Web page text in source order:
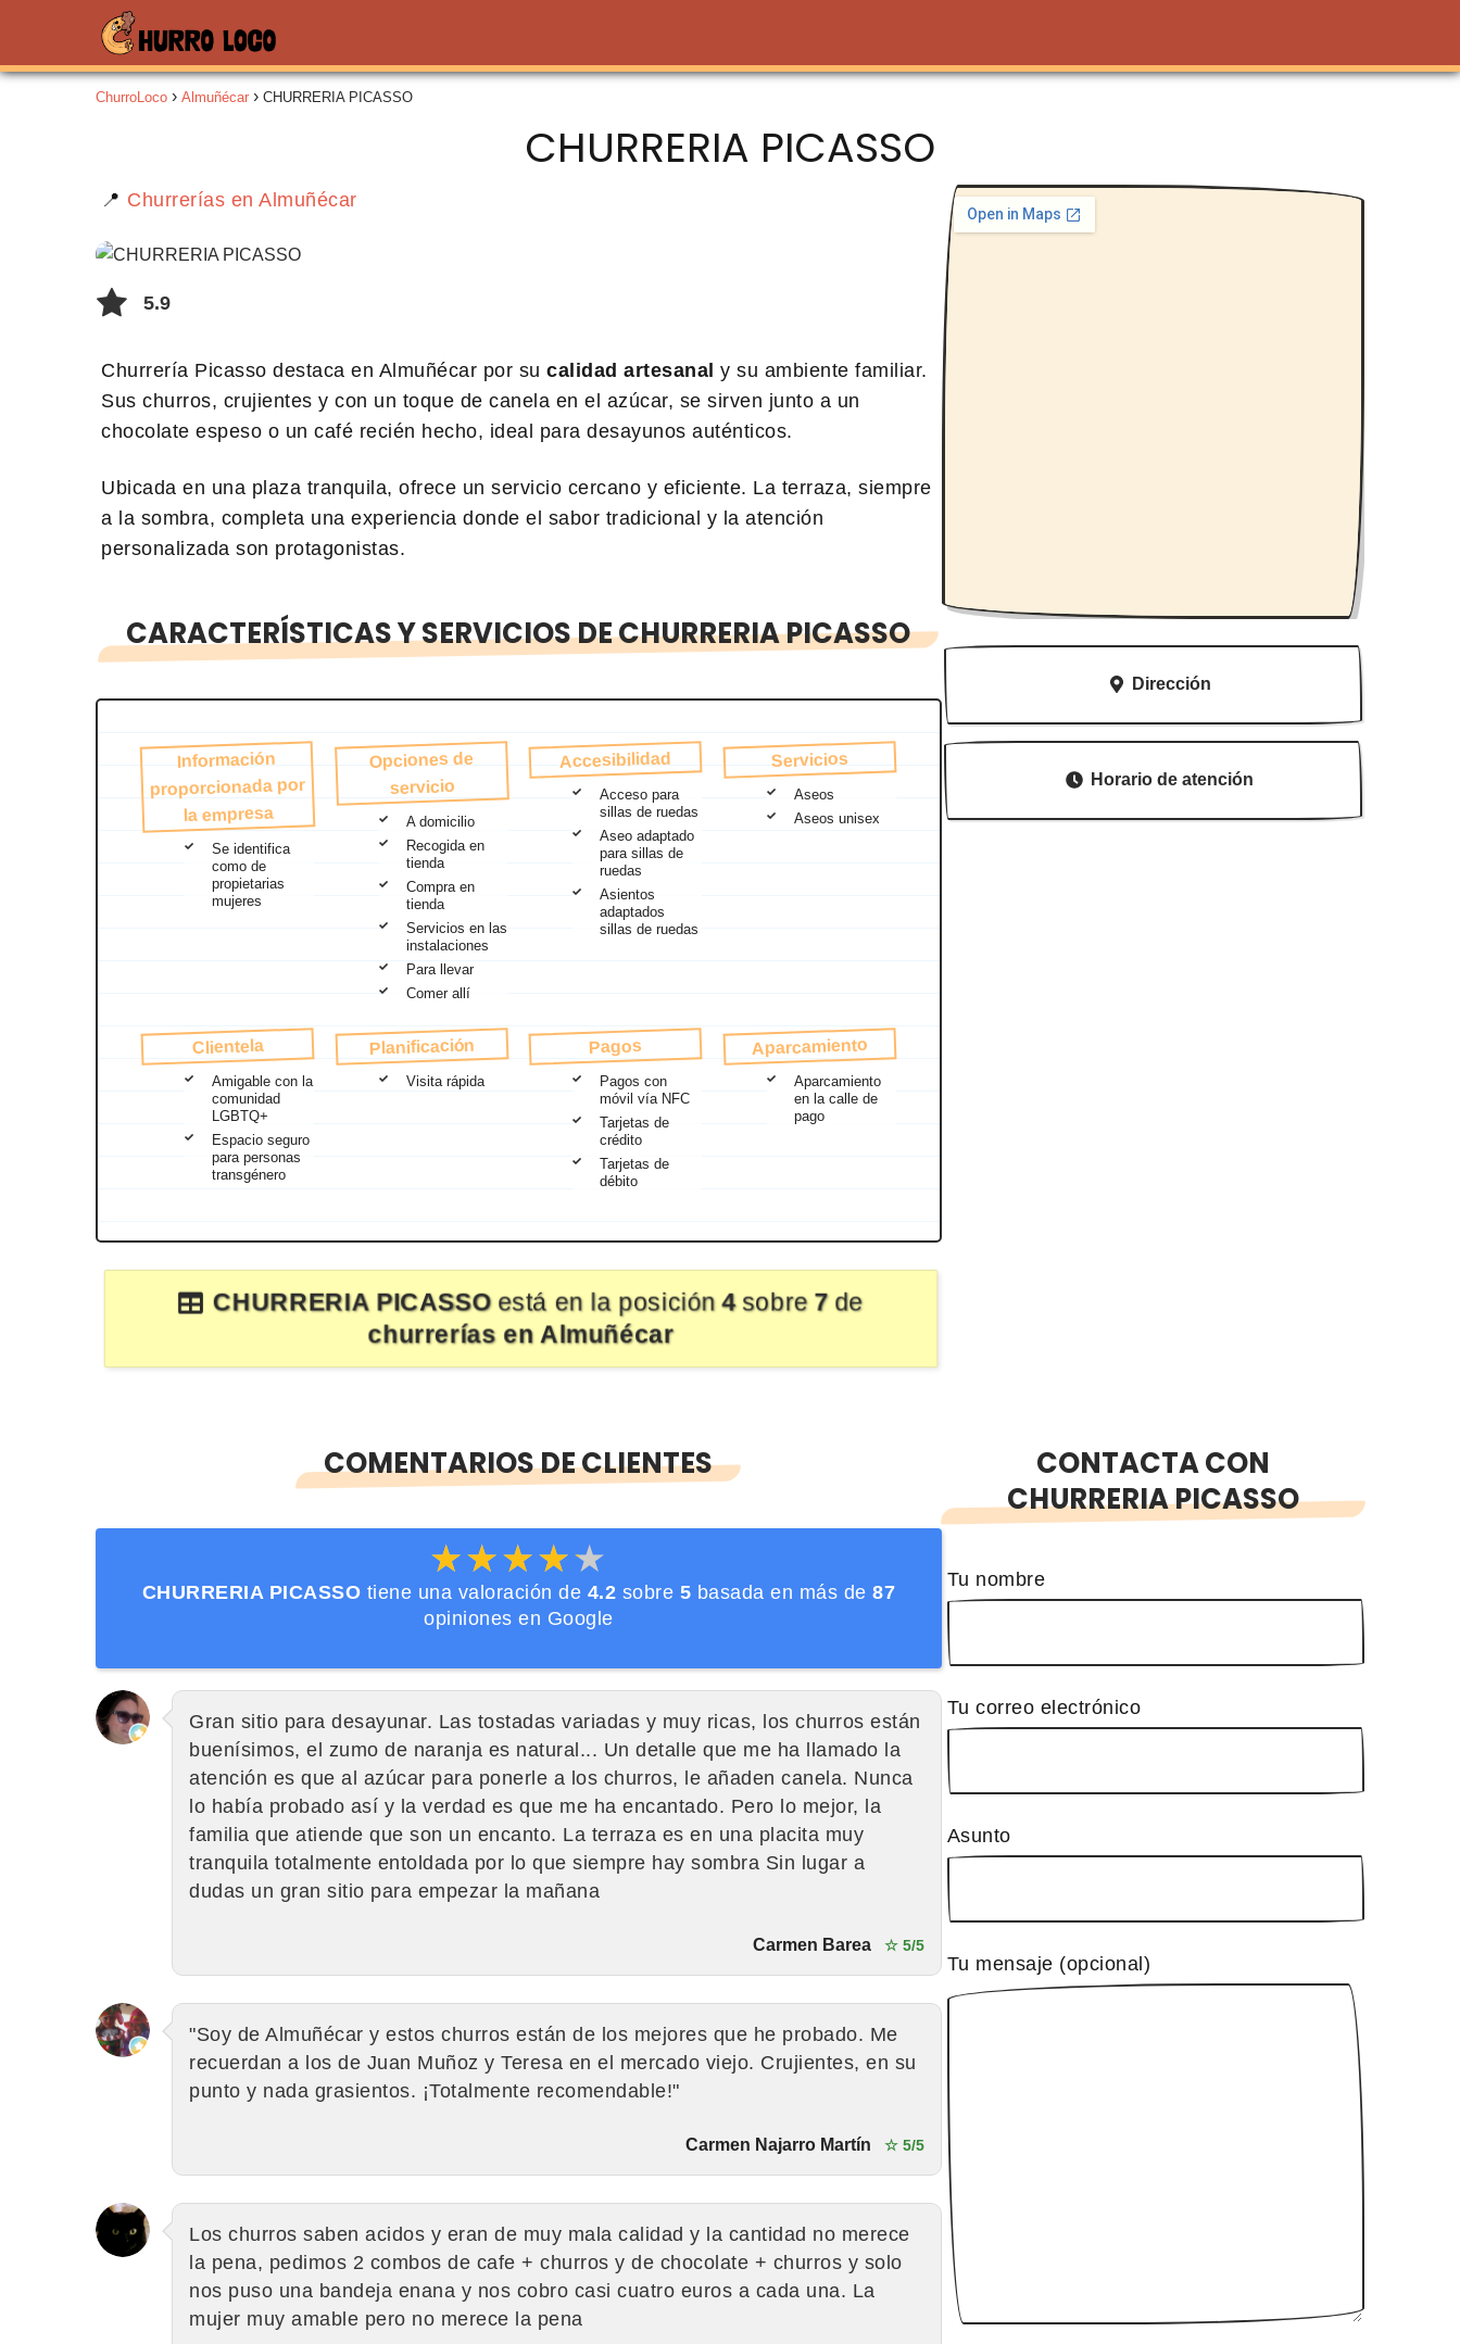
ChurroLoco Almuñécar CHURRERIA PICASSO
CHURRERIA PICASSO
📍 Churrerías en Almuñécar
5.9
Churrería Picasso destaca en Almuñécar por su calidad artesanal y su ambiente familiar.
Sus churros, crujientes y con un toque de canela en el azúcar, se sirven junto a un
chocolate espeso o un café recién hecho, ideal para desayunos auténticos.
Ubicada en una plaza tranquila, ofrece un servicio cercano y eficiente. La terraza, siempre
a la sombra, completa una experiencia donde el sabor tradicional y la atención
personalizada son protagonistas.
CARACTERÍSTICAS Y SERVICIOS DE CHURRERIA PICASSO
Información
proporcionada por
la empresa
Se identifica
como de
propietarias
mujeres
Opciones de
servicio
A domicilio
Recogida en
tienda
Compra en
tienda
Servicios en las
instalaciones
Para llevar
Comer allí
Accesibilidad
Acceso para
sillas de ruedas
Aseo adaptado
para sillas de
ruedas
Asientos
adaptados
sillas de ruedas
Servicios
Aseos
Aseos unisex
Clientela
Amigable con la
comunidad
LGBTQ+
Espacio seguro
para personas
transgénero
Planificación
Visita rápida
Pagos
Pagos con
móvil vía NFC
Tarjetas de
crédito
Tarjetas de
débito
Aparcamiento
Aparcamiento
en la calle de
pago
CHURRERIA PICASSO está en la posición 4 sobre 7 de
churrerías en Almuñécar
Dirección
Horario de atención
COMENTARIOS DE CLIENTES
★★★★★
★★★★★
CHURRERIA PICASSO tiene una valoración de 4.2 sobre 5 basada en más de87
opiniones en Google
Gran sitio para desayunar. Las tostadas variadas y muy ricas, los churros están
buenísimos, el zumo de naranja es natural... Un detalle que me ha llamado la
atención es que al azúcar para ponerle a los churros, le añaden canela. Nunca
lo había probado así y la verdad es que me ha encantado. Pero lo mejor, la
familia que atiende que son un encanto. La terraza es en una placita muy
tranquila totalmente entoldada por lo que siempre hay sombra Sin lugar a
dudas un gran sitio para empezar la mañana
Carmen Barea ☆ 5/5
"Soy de Almuñécar y estos churros están de los mejores que he probado. Me
recuerdan a los de Juan Muñoz y Teresa en el mercado viejo. Crujientes, en su
punto y nada grasientos. ¡Totalmente recomendable!"
Carmen Najarro Martín ☆ 5/5
Los churros saben acidos y eran de muy mala calidad y la cantidad no merece
la pena, pedimos 2 combos de cafe + churros y de chocolate + churros y solo
nos puso una bandeja enana y nos cobro casi cuatro euros a cada una. La
mujer muy amable pero no merece la pena
CONTACTA CON
CHURRERIA PICASSO
Tu nombre
Tu correo electrónico
Asunto
Tu mensaje (opcional)